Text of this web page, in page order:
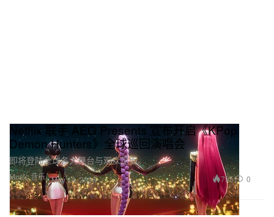
Music 音乐
Netflix 联手 AEG Presents 宣布开启《KPop
Demon Hunters》全球巡回演唱会
即将登陆全球各大舞台与观众见面。
May 14, 2026 795 0